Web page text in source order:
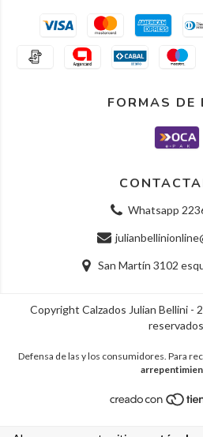
FORMAS DE
Whatsapp
San Martín 3102
Copyright Calzados Julian Bellini -
Defensa de las y los consumidores. Para